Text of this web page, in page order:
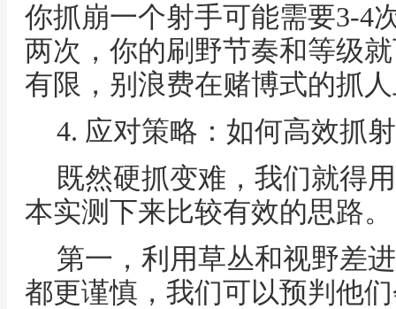
你抓崩一个射手可能需要3-4
两次，你的刷野节奏和等级
有限，别浪费在赌博式的抓
4. 应对策略：如何高效抓
既然硬抓变难，我们就得
本实测下来比较有效的思路。
第一，利用草丛和视野差
都更谨慎，我们可以预判他